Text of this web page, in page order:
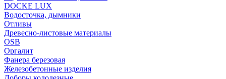
DOCKE LUX
Водосточка, дымники
Отливы
Древесно-листовые материалы
OSB
Оргалит
Фанера березовая
Железобетонные изделия